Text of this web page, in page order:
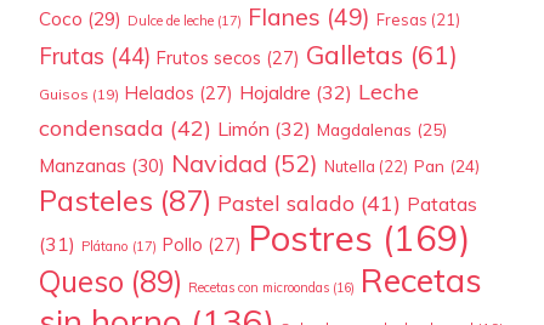
Coco (29) Dulce de leche (17) Flanes (49) Fresas (21)
Frutas (44) Frutos secos (27) Galletas (61)
Guisos (19) Helados (27) Hojaldre (32) Leche
condensada (42) Limón (32) Magdalenas (25)
Manzanas (30) Navidad (52) Nutella (22) Pan (24)
Pasteles (87) Pastel salado (41) Patatas
(31) Plátano (17) Pollo (27) Postres (169)
Queso (89) Recetas con microondas (16) Recetas